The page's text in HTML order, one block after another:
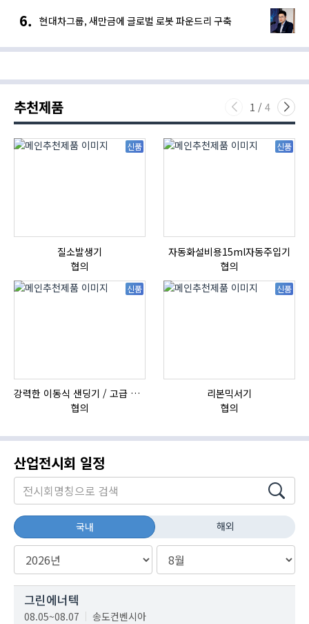
현대차그룹, 새만금에 글로벌 로봇 파운드리 구축
추천제품 1 / 4
신품
질소발생기
협의
신품
자동화설비용15ml자동주입기
협의
신품
강력한 이동식 샌딩기 / 고급 이태리 IBIX샌드블라스터
협의
신품
리본믹서기
협의
산업전시회 일정
국내 해외
그린에너텍
08.05~08.07 송도컨벤시아